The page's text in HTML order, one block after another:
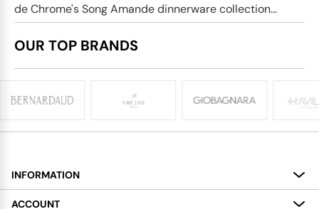
de Chrome's Song Amande dinnerware collection...
OUR TOP BRANDS
INFORMATION
About
ACCOUNT